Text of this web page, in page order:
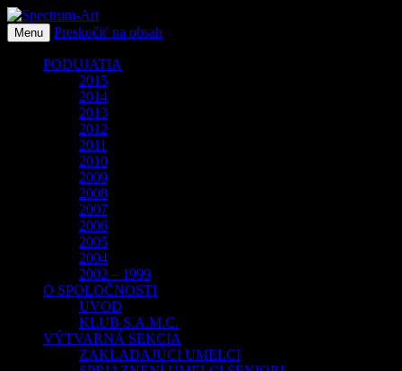
Spectrum-Art
O spoločnosti Spectrum Art
Menu Preskočiť na obsah
PODUJATIA
2015
2014
2013
2012
2011
2010
2009
2008
2007
2006
2005
2004
2002 – 1999
O SPOLOČNOSTI
ÚVOD
KLUB S.A.M.C.
VÝTVARNÁ SEKCIA
ZAKLADAJÚCI UMELCI